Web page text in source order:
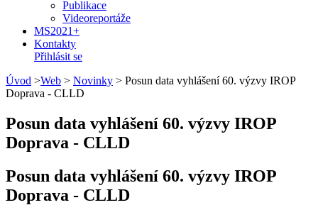
Publikace
Videoreportáže
MS2021+
Kontakty
Přihlásit se
Úvod >Web > Novinky > Posun data vyhlášení 60. výzvy IROP
Doprava - CLLD
Posun data vyhlášení 60. výzvy IROP
Doprava - CLLD
Posun data vyhlášení 60. výzvy IROP
Doprava - CLLD